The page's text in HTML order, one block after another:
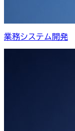
業務システム開発